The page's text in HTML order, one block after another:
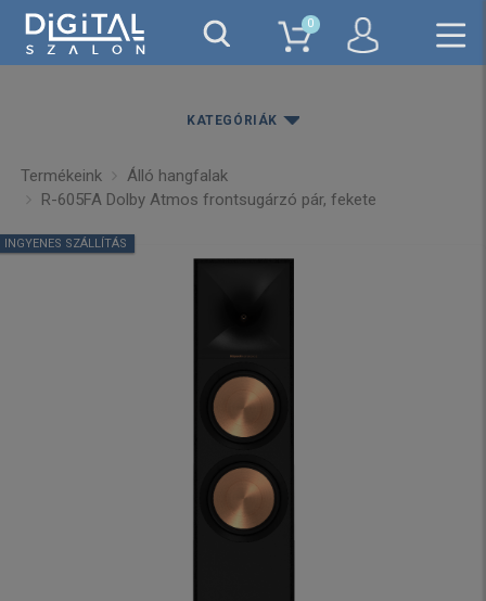
0
KATEGÓRIÁK
Termékeink
Álló hangfalak
R-605FA Dolby Atmos frontsugárzó pár, fekete
INGYENES SZÁLLÍTÁS